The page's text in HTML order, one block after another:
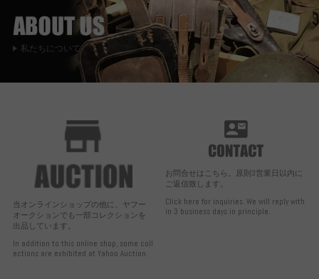
私たちについて
当オンラインショップの他に、ヤフー
オークションでも一部コレクションを
出品しています。
In addition to this online shop, some coll
ections are exhibited at Yahoo Auction.
お問合せはこちら。原則3営業日以内に
ご返信致します。
Click here for inquiries. We will reply with
in 3 business days in principle.